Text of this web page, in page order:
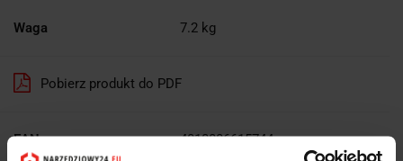
Waga 7.2 kg
Pobierz produkt do PDF
EAN 4010886615744